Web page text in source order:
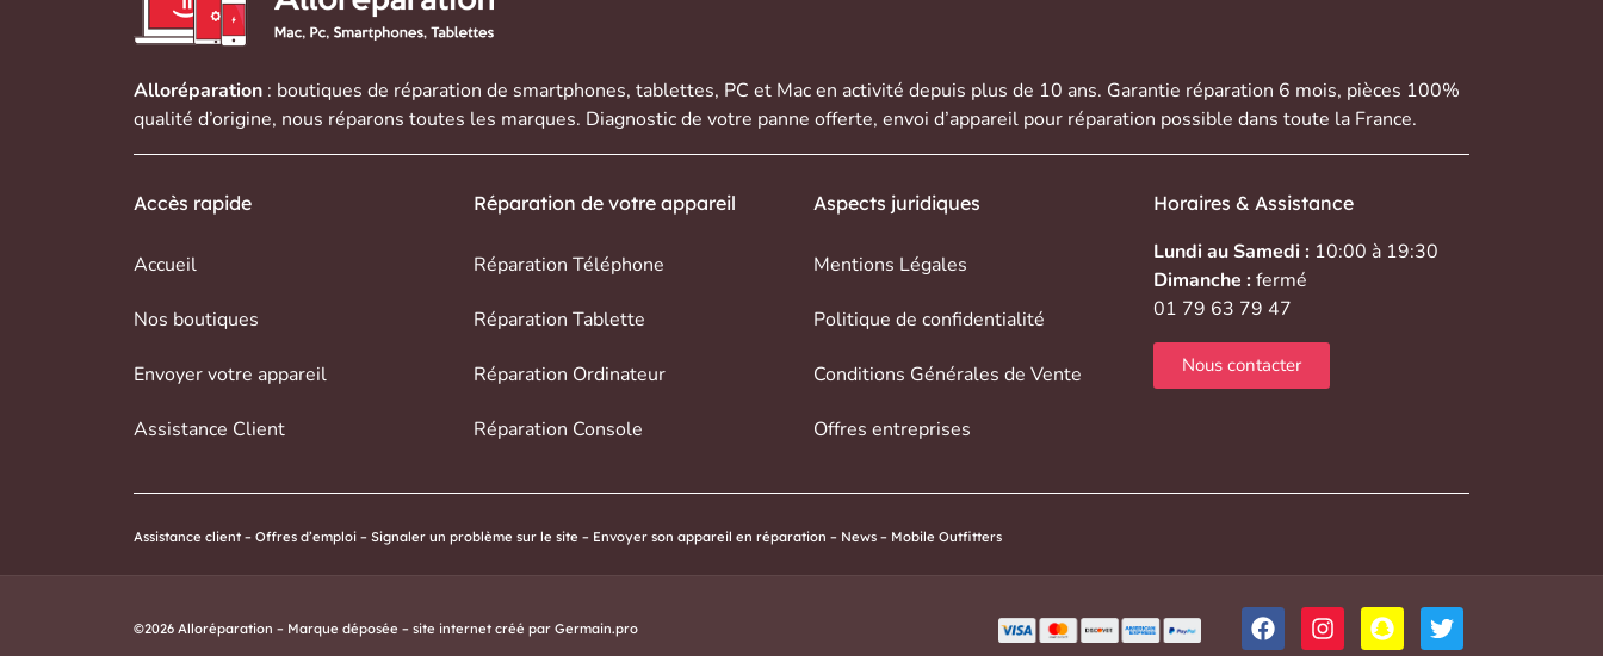
Alloréparation : boutiques de réparation de smartphones, tablettes, PC et Macen activité depuis plus de 10 ans. Garantie réparation 6 mois, pièces 100%
qualité d’origine, nous réparons toutes les marques. Diagnostic de votre panne offerte, envoi d’appareil pour réparation possible dans toute la France.
Accès rapide
Accueil
Nos boutiques
Envoyer votre appareil
Assistance Client
Réparation de votre appareil
Réparation Téléphone
Réparation Tablette
Réparation Ordinateur
Réparation Console
Aspects juridiques
Mentions Légales
Politique de confidentialité
Conditions Générales de Vente
Offres entreprises
Horaires & Assistance
Lundi au Samedi : 10:00 à 19:30
Dimanche :fermé
01 79 63 79 47
Nous contacter
Assistance client – Offres d’emploi – Signaler un problème sur le site – Envoyer son appareil en réparation – News – Mobile Outfitters
©2026 Alloréparation – Marque déposée – site internet créé par Germain.pro